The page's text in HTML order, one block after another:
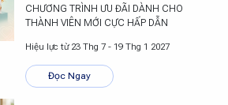
CHƯƠNG TRÌNH ƯU ĐÃI DÀNH CHO
THÀNH VIÊN MỚI CỰC HẤP DẪN
Hiệu lực từ 23 Thg 7 - 19 Thg 1 2027
Đọc Ngay